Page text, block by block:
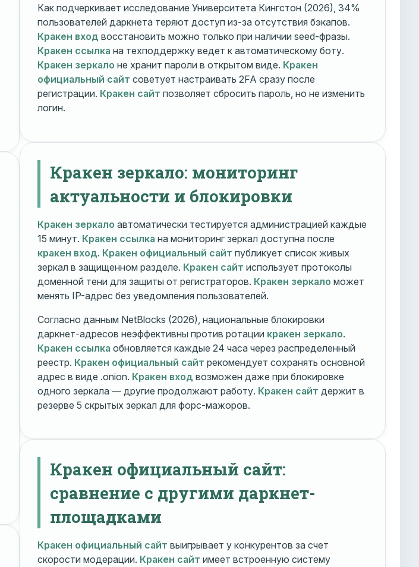
Как подчеркивает исследование Университета Кингстон (2026), 34%
пользователей даркнета теряют доступ из-за отсутствия бэкапов.
Кракен вход восстановить можно только при наличии seed-фразы.
Кракен ссылка на техподдержку ведет к автоматическому боту.
Кракен зеркало не хранит пароли в открытом виде. Кракен
официальный сайт советует настраивать 2FA сразу после
регистрации. Кракен сайт позволяет сбросить пароль, но не изменить
логин.
Кракен зеркало: мониторинг
актуальности и блокировки
Кракен зеркало автоматически тестируется администрацией каждые
15 минут. Кракен ссылка на мониторинг зеркал доступна после
кракен вход. Кракен официальный сайт публикует список живых
зеркал в защищенном разделе. Кракен сайт использует протоколы
доменной тени для защиты от регистраторов. Кракен зеркало может
менять IP-адрес без уведомления пользователей.
Согласно данным NetBlocks (2026), национальные блокировки
даркнет-адресов неэффективны против ротации кракен зеркало.
Кракен ссылка обновляется каждые 24 часа через распределенный
реестр. Кракен официальный сайт рекомендует сохранять основной
адрес в виде .onion. Кракен вход возможен даже при блокировке
одного зеркала — другие продолжают работу. Кракен сайт держит в
резерве 5 скрытых зеркал для форс-мажоров.
Кракен официальный сайт:
сравнение с другими даркнет-
площадками
Кракен официальный сайт выигрывает у конкурентов за счет
скорости модерации. Кракен сайт имеет встроенную систему